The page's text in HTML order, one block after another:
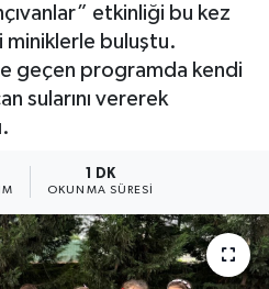
etkinliği bu kez
miniklerle buluştu.
geçen programda kendi
sularını vererek
1 DK
OKUNMA SÜRESI